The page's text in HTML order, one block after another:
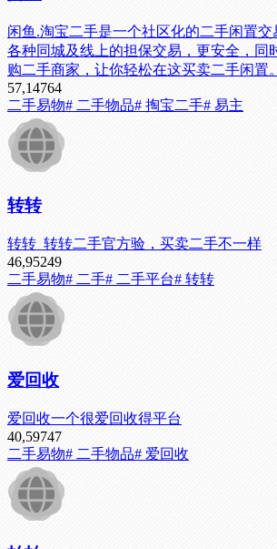
闲鱼.淘宝二手是一个社区化的二手闲置
各种同城及线上的担保交易，更安全，同
购二手商家，让你轻松在这买卖二手闲置。
57,14764
二手易物# 二手物品# 掏宝二手# 易主
转转
转转_转转二手官方验，买卖二手不一样
46,95249
二手易物# 二手# 二手平台# 转转
爱回收
爱回收一个很爱回收得平台
40,59747
二手易物# 二手物品# 爱回收